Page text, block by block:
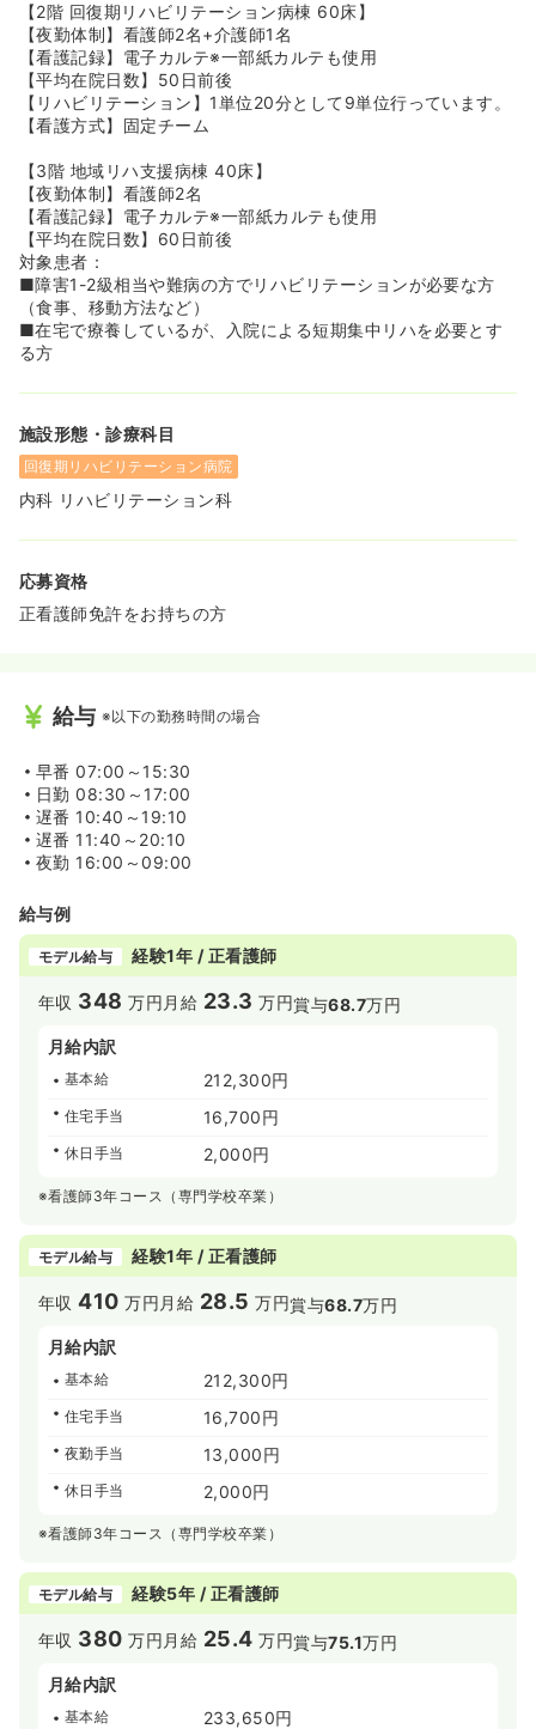
【2階 回復期リハビリテーション病棟 60床】
【夜勤体制】看護師2名+介護師1名
【看護記録】電子カルテ※一部紙カルテも使用
【平均在院日数】50日前後
【リハビリテーション】1単位20分として9単位行っています。
【看護方式】固定チーム
【3階 地域リハ支援病棟 40床】
【夜勤体制】看護師2名
【看護記録】電子カルテ※一部紙カルテも使用
【平均在院日数】60日前後
対象患者：
■障害1-2級相当や難病の方でリハビリテーションが必要な方
（食事、移動方法など）
■在宅で療養しているが、入院による短期集中リハを必要とす
る方
施設形態・診療科目
回復期リハビリテーション病院
内科 リハビリテーション科
応募資格
正看護師免許をお持ちの方
給与 ※以下の勤務時間の場合
早番 07:00～15:30
日勤 08:30～17:00
遅番 10:40～19:10
遅番 11:40～20:10
夜勤 16:00～09:00
給与例
モデル給与 経験1年 / 正看護師
年収 348 万円 月給 23.3 万円賞与68.7万円
月給内訳
基本給 212,300円
住宅手当 16,700円
休日手当 2,000円
※看護師3年コース（専門学校卒業）
モデル給与 経験1年 / 正看護師
年収410 万円 月給 28.5 万円賞与68.7万円
月給内訳
基本給 212,300円
住宅手当 16,700円
夜勤手当 13,000円
休日手当 2,000円
※看護師3年コース（専門学校卒業）
モデル給与 経験5年 / 正看護師
年収 380 万円 月給 25.4 万円賞与75.1万円
月給内訳
基本給 233,650円